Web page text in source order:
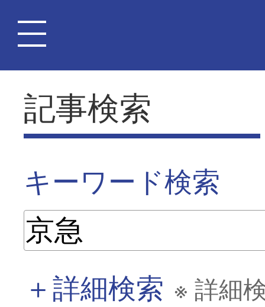
記事検索
キーワード検索
＋詳細検索 ※ 詳細